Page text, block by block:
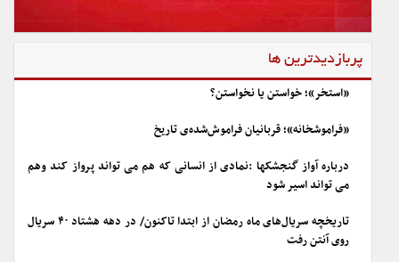
پربازدیدترین ها
«استخر»؛ خواستن یا نخواستن؟
«فراموشخانه»؛ قربانیان فراموش‌شده‌ی تاریخ
درباره آواز گنجشکها :نمادی از انسانی که هم می تواند پرواز کند وهم
می تواند اسیر شود
تاریخچه سریال‌های ماه رمضان از ابتدا تاکنون/ در دهه هشتاد ۴۰ سریال
روی آنتن رفت